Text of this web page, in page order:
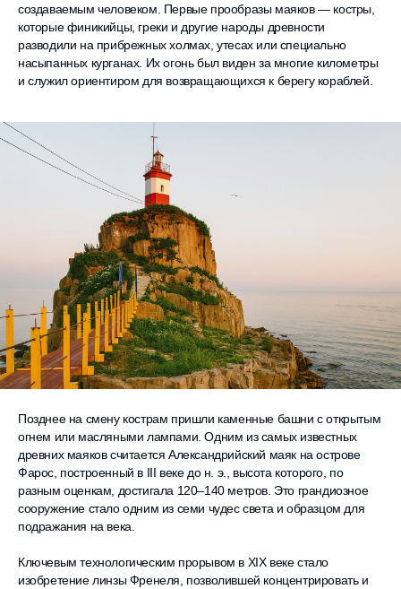
создаваемым человеком. Первые прообразы маяков — костры,
которые финикийцы, греки и другие народы древности
разводили на прибрежных холмах, утесах или специально
насыпанных курганах. Их огонь был виден за многие километры
и служил ориентиром для возвращающихся к берегу кораблей.
Позднее на смену кострам пришли каменные башни с открытым
огнем или масляными лампами. Одним из самых известных
древних маяков считается Александрийский маяк на острове
Фарос, построенный в III веке до н. э., высота которого, по
разным оценкам, достигала 120–140 метров. Это грандиозное
сооружение стало одним из семи чудес света и образцом для
подражания на века.
Ключевым технологическим прорывом в XIX веке стало
изобретение линзы Френеля, позволившей концентрировать и